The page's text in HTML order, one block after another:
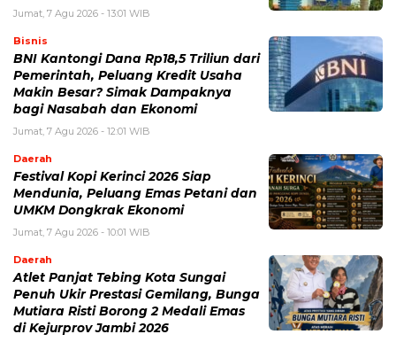
Jumat, 7 Agu 2026 - 13:01 WIB
Bisnis
BNI Kantongi Dana Rp18,5 Triliun dari
Pemerintah, Peluang Kredit Usaha
Makin Besar? Simak Dampaknya
bagi Nasabah dan Ekonomi
Jumat, 7 Agu 2026 - 12:01 WIB
Daerah
Festival Kopi Kerinci 2026 Siap
Mendunia, Peluang Emas Petani dan
UMKM Dongkrak Ekonomi
Jumat, 7 Agu 2026 - 10:01 WIB
Daerah
Atlet Panjat Tebing Kota Sungai
Penuh Ukir Prestasi Gemilang, Bunga
Mutiara Risti Borong 2 Medali Emas
di Kejurprov Jambi 2026